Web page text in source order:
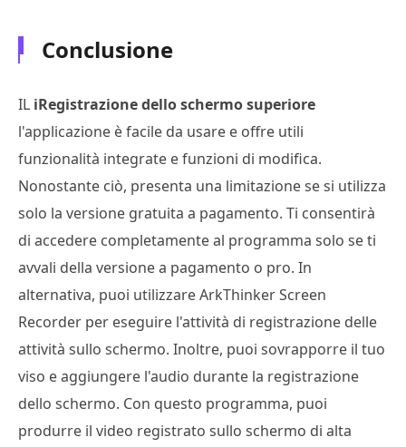
Conclusione
IL iRegistrazione dello schermo superiore
l'applicazione è facile da usare e offre utili
funzionalità integrate e funzioni di modifica.
Nonostante ciò, presenta una limitazione se si utilizza
solo la versione gratuita a pagamento. Ti consentirà
di accedere completamente al programma solo se ti
avvali della versione a pagamento o pro. In
alternativa, puoi utilizzare ArkThinker Screen
Recorder per eseguire l'attività di registrazione delle
attività sullo schermo. Inoltre, puoi sovrapporre il tuo
viso e aggiungere l'audio durante la registrazione
dello schermo. Con questo programma, puoi
produrre il video registrato sullo schermo di alta